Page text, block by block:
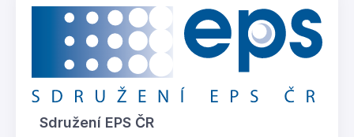
Sdružení EPS ČR